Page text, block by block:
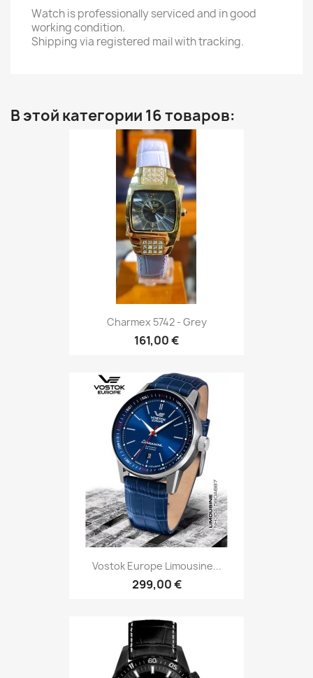
Watch is professionally serviced and in good
working condition.
Shipping via registered mail with tracking.
В этой категории 16 товаров:
Charmex 5742 - Grey
161,00 €
Vostok Europe Limousine...
299,00 €